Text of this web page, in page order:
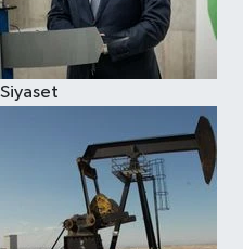
Siyaset
Spor
Çocuk
Eğitim